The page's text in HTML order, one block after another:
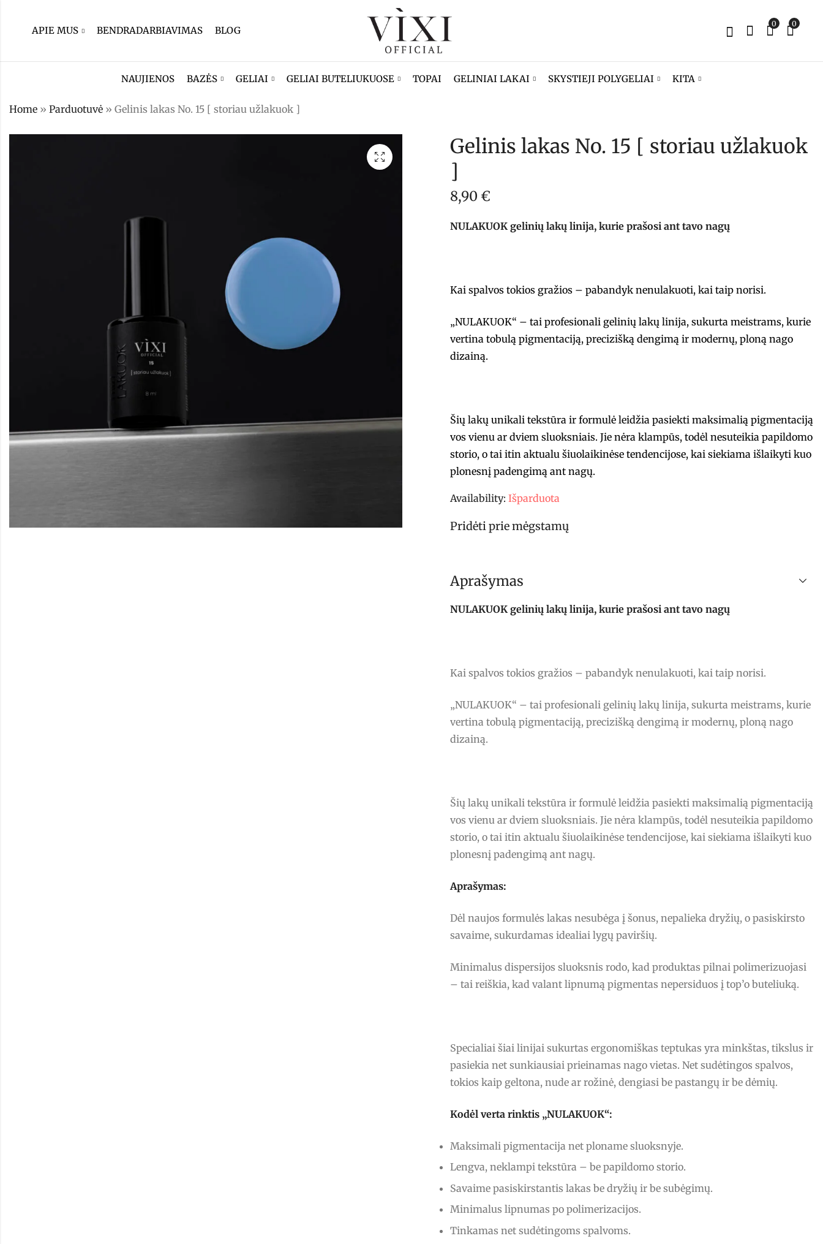
APIE MUS BENDRADARBIAVIMAS BLOG
0 0
NAUJIENOS BAZĖS GELIAI GELIAI BUTELIUKUOSE TOPAI GELINIAI LAKAI SKYSTIEJI POLYGELIAI KITA
Home » Parduotuvė » Gelinis lakas No. 15 [ storiau užlakuok ]
Gelinis lakas No. 14
[ netvarkyk odelių
Gelinis lakas No. 16
[ gera geltona ]
Gelinis lakas No. 15 [ storiau užlakuok
]
8,90 €
NULAKUOK gelinių lakų linija, kurie prašosi ant tavo nagų
Kai spalvos tokios gražios – pabandyk nenulakuoti, kai taip norisi.
„NULAKUOK“ – tai profesionali gelinių lakų linija, sukurta meistrams, kurie
vertina tobulą pigmentaciją, precizišką dengimą ir modernų, ploną nago
dizainą.
Šių lakų unikali tekstūra ir formulė leidžia pasiekti maksimalią pigmentaciją
vos vienu ar dviem sluoksniais. Jie nėra klampūs, todėl nesuteikia papildomo
storio, o tai itin aktualu šiuolaikinėse tendencijose, kai siekiama išlaikyti kuo
plonesnį padengimą ant nagų.
Availability: Išparduota
Pridėti prie mėgstamų
Aprašymas
NULAKUOK gelinių lakų linija, kurie prašosi ant tavo nagų
Kai spalvos tokios gražios – pabandyk nenulakuoti, kai taip norisi.
„NULAKUOK“ – tai profesionali gelinių lakų linija, sukurta meistrams, kurie
vertina tobulą pigmentaciją, precizišką dengimą ir modernų, ploną nago
dizainą.
Šių lakų unikali tekstūra ir formulė leidžia pasiekti maksimalią pigmentaciją
vos vienu ar dviem sluoksniais. Jie nėra klampūs, todėl nesuteikia papildomo
storio, o tai itin aktualu šiuolaikinėse tendencijose, kai siekiama išlaikyti kuo
plonesnį padengimą ant nagų.
Aprašymas:
Dėl naujos formulės lakas nesubėga į šonus, nepalieka dryžių, o pasiskirsto
savaime, sukurdamas idealiai lygų paviršių.
Minimalus dispersijos sluoksnis rodo, kad produktas pilnai polimerizuojasi
– tai reiškia, kad valant lipnumą pigmentas nepersiduos į top’o buteliuką.
Specialiai šiai linijai sukurtas ergonomiškas teptukas yra minkštas, tikslus ir
pasiekia net sunkiausiai prieinamas nago vietas. Net sudėtingos spalvos,
tokios kaip geltona, nude ar rožinė, dengiasi be pastangų ir be dėmių.
Kodėl verta rinktis „NULAKUOK“:
Maksimali pigmentacija net ploname sluoksnyje.
Lengva, neklampi tekstūra – be papildomo storio.
Savaime pasiskirstantis lakas be dryžių ir be subėgimų.
Minimalus lipnumas po polimerizacijos.
Tinkamas net sudėtingoms spalvoms.